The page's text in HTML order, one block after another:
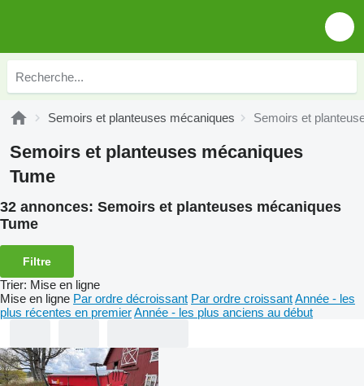
Semoirs et planteuses mécaniques Semoirs et
Semoirs et planteuses mécaniques
Tume
32 annonces: Semoirs et planteuses mécaniques
Tume
Filtre
Trier: Mise en ligne
Mise en ligne Par ordre décroissant Par ordre croissantAnnée - les
plus récentes en premierAnnée - les plus anciens au début